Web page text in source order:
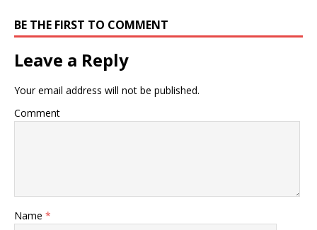
BE THE FIRST TO COMMENT
Leave a Reply
Your email address will not be published.
Comment
Name *